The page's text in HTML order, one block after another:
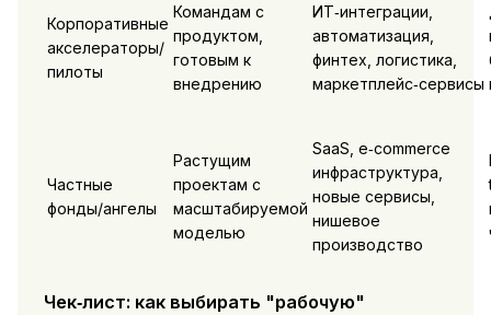
Корпоративные
акселераторы/
пилоты
Командам с
продуктом,
готовым к
внедрению
ИТ‑интеграции,
автоматизация,
финтех, логистика,
маркетплейс‑сервисы
Частные
фонды/ангелы
Растущим
проектам с
масштабируемой
моделью
SaaS, e‑commerce
инфраструктура,
новые сервисы,
нишевое
производство
Чек‑лист: как выбирать "рабочую"